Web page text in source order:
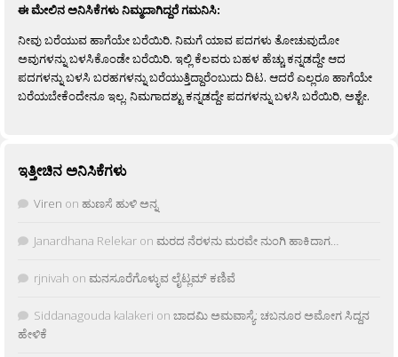
ಈ ಮೇಲಿನ ಅನಿಸಿಕೆಗಳು ನಿಮ್ಮದಾಗಿದ್ದರೆ ಗಮನಿಸಿ:
ನೀವು ಬರೆಯುವ ಹಾಗೆಯೇ ಬರೆಯಿರಿ. ನಿಮಗೆ ಯಾವ ಪದಗಳು ತೋಚುವುದೋ
ಅವುಗಳನ್ನು ಬಳಸಿಕೊಂಡೇ ಬರೆಯಿರಿ. ಇಲ್ಲಿ ಕೆಲವರು ಬಹಳ ಹೆಚ್ಚು ಕನ್ನಡದ್ದೇ ಆದ
ಪದಗಳನ್ನು ಬಳಸಿ ಬರಹಗಳನ್ನು ಬರೆಯುತ್ತಿದ್ದಾರೆಂಬುದು ದಿಟ. ಆದರೆ ಎಲ್ಲರೂ ಹಾಗೆಯೇ
ಬರೆಯಬೇಕೆಂದೇನೂ ಇಲ್ಲ. ನಿಮಗಾದಶ್ಟು ಕನ್ನಡದ್ದೇ ಪದಗಳನ್ನು ಬಳಸಿ ಬರೆಯಿರಿ, ಅಶ್ಟೇ.
ಇತ್ತೀಚಿನ ಅನಿಸಿಕೆಗಳು
Viren on ಹುಣಸೆ ಹುಳಿ ಅನ್ನ
Janardhana Relekar on ಮರದ ನೆರಳನು ಮರವೇ ನುಂಗಿ ಹಾಕಿದಾಗ…
rjnivah on ಮನಸೂರೆಗೊಳ್ಳುವ ಲೈಟ್ಲಮ್ ಕಣಿವೆ
Siddanagouda kalakeri on ಬಾದಮಿ ಅಮವಾಸ್ಯೆ: ಚಬನೂರ ಅಮೋಗ ಸಿದ್ದನ
ಹೇಳಿಕೆ